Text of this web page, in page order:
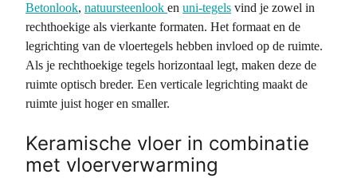
Betonlook, natuursteenlook en uni-tegels vind je zowel in
rechthoekige als vierkante formaten. Het formaat en de
legrichting van de vloertegels hebben invloed op de ruimte.
Als je rechthoekige tegels horizontaal legt, maken deze de
ruimte optisch breder. Een verticale legrichting maakt de
ruimte juist hoger en smaller.
Keramische vloer in combinatie
met vloerverwarming